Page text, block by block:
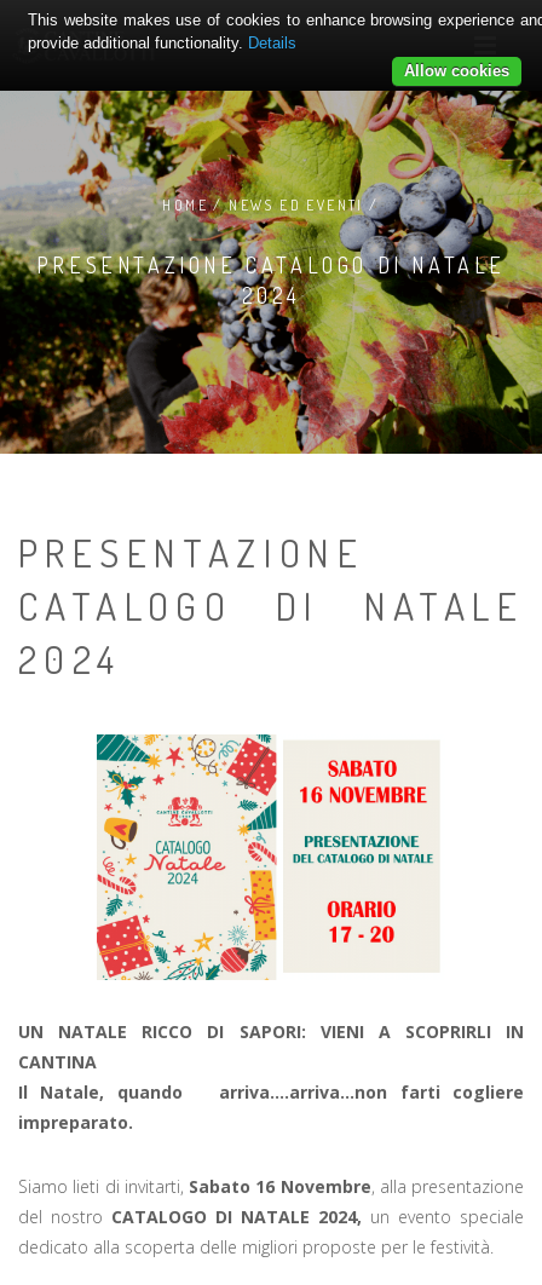
HOME / NEWS ED EVENTI /
PRESENTAZIONE CATALOGO DI NATALE
2024
PRESENTAZIONE
CATALOGO DI NATALE
2024
UN NATALE RICCO DI SAPORI: VIENI A SCOPRIRLI IN
CANTINA
Il Natale, quando
arriva....arriva...non farti cogliere
impreparato.
Siamo lieti di invitarti, Sabato 16 Novembre, alla presentazione
del nostro CATALOGO DI NATALE 2024, un evento speciale
dedicato alla scoperta delle migliori proposte per le festività.
This website makes use of cookies to enhance browsing experience
provide additional functionality. Details
Allow cookies